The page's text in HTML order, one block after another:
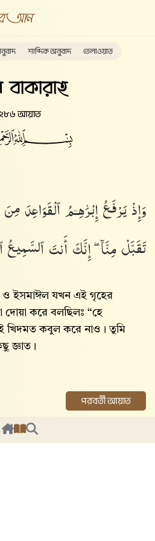
শাব্দিক অনুবাদ তেলাওয়াত
আয়াত
وَإِذْ يَرْفَعُ إِبْرَٰهِـۧمُ ٱلْقَوَاعِدَ
تَقَبَّلْ مِنَّآ ۖ إِنَّكَ أَنتَ ٱلسَّمِيعُ
ও ইসমাঈল যখন এই গৃহের
দোয়া করে বলছিলঃ “হে
খিদমত কবুল করে নাও। তুমি
জ্ঞাত।
পরবর্তী আয়াত